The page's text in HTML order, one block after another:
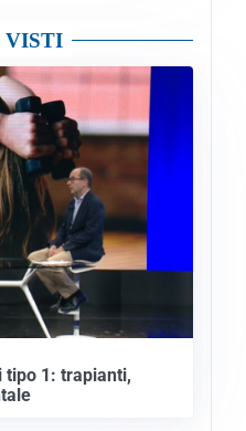
VISTI
tipo 1: trapianti,